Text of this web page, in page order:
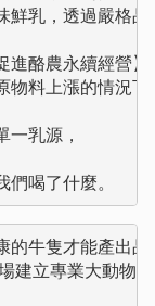
鮮乳，透過嚴格
進酪農永續經營】
物料上漲的情況
一乳源，
喝了什麼。
的牛隻才能產出
建立專業大動物